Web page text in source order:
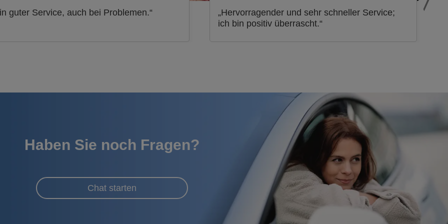
guter Service, auch bei Problemen.“
„Hervorragender und sehr schneller Service;
ich bin positiv überrascht.“
Haben Sie noch Fragen?
Chat starten